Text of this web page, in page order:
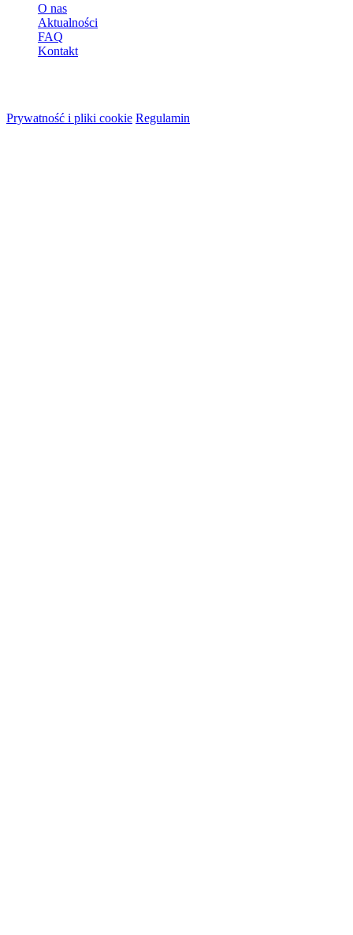
O nas
Aktualności
FAQ
Kontakt
Prywatność i pliki cookie Regulamin